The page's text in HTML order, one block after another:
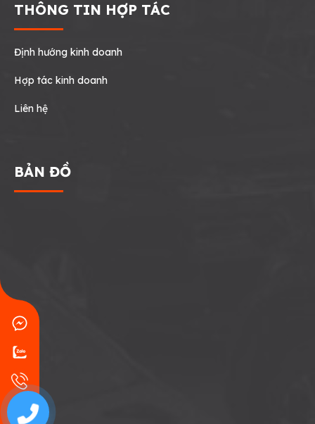
THÔNG TIN HỢP TÁC
Định hướng kinh doanh
Hợp tác kinh doanh
Liên hệ
BẢN ĐỒ
0707771767